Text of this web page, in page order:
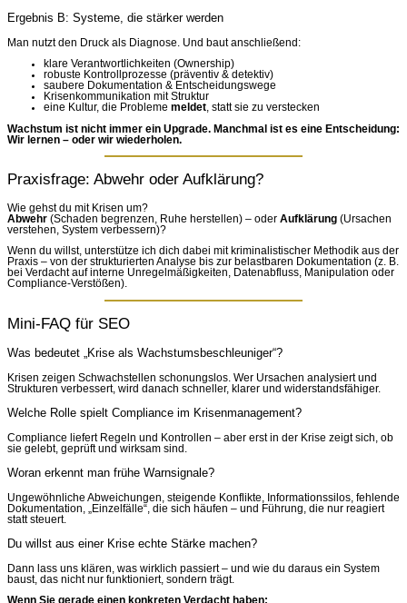
Ergebnis B: Systeme, die stärker werden
Man nutzt den Druck als Diagnose. Und baut anschließend:
klare Verantwortlichkeiten (Ownership)
robuste Kontrollprozesse (präventiv & detektiv)
saubere Dokumentation & Entscheidungswege
Krisenkommunikation mit Struktur
eine Kultur, die Probleme meldet , statt sie zu verstecken
Wachstum ist nicht immer ein Upgrade. Manchmal ist es eine Entscheidung:
Wir lernen – oder wir wiederholen.
Praxisfrage: Abwehr oder Aufklärung?
Wie gehst du mit Krisen um?
Abwehr (Schaden begrenzen, Ruhe herstellen) – oder Aufklärung (Ursachen
verstehen, System verbessern)?
Wenn du willst, unterstütze ich dich dabei mit kriminalistischer Methodik aus der
Praxis – von der strukturierten Analyse bis zur belastbaren Dokumentation (z. B.
bei Verdacht auf interne Unregelmäßigkeiten, Datenabfluss, Manipulation oder
Compliance-Verstößen).
Mini-FAQ für SEO
Was bedeutet „Krise als Wachstumsbeschleuniger“?
Krisen zeigen Schwachstellen schonungslos. Wer Ursachen analysiert und
Strukturen verbessert, wird danach schneller, klarer und widerstandsfähiger.
Welche Rolle spielt Compliance im Krisenmanagement?
Compliance liefert Regeln und Kontrollen – aber erst in der Krise zeigt sich, ob
sie gelebt, geprüft und wirksam sind.
Woran erkennt man frühe Warnsignale?
Ungewöhnliche Abweichungen, steigende Konflikte, Informationssilos, fehlende
Dokumentation, „Einzelfälle“, die sich häufen – und Führung, die nur reagiert
statt steuert.
Du willst aus einer Krise echte Stärke machen?
Dann lass uns klären, was wirklich passiert – und wie du daraus ein System
baust, das nicht nur funktioniert, sondern trägt.
Wenn Sie gerade einen konkreten Verdacht haben: